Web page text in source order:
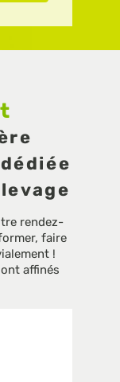
rendez-
faire
!
affinés